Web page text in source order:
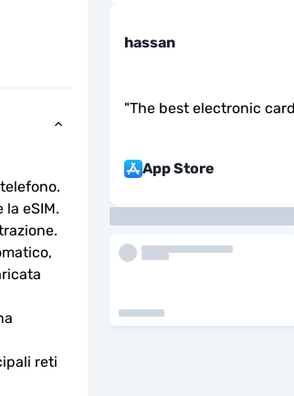
eSIM.
reti
hassan
"The best electronic
App Store